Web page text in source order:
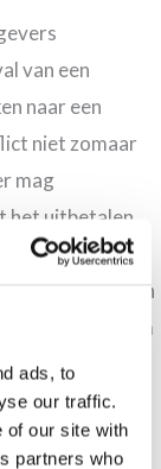
ads, to
our traffic.
of our site with
partners who
van een
naar een
niet zomaar
mag
het uitbetalen
niet meewerkt
recht op loon
best doet om
dat hij